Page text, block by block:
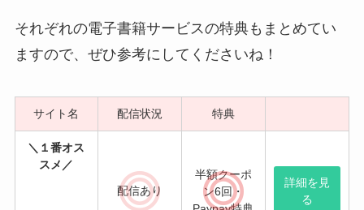
それぞれの電子書籍サービスの特典もまとめてい
ますので、ぜひ参考にしてくださいね！
サイト名 配信状況 特典
＼１番オス
スメ／
配信あり
ン6回・
Paypay特典
る